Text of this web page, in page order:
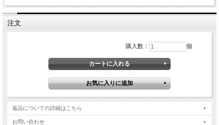
注文
購入数： 個
返品についての詳細はこちら
お問い合わせ